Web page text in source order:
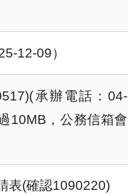
12-09）
承辦電話：04-
10MB，公務信箱會
表(確認1090220)